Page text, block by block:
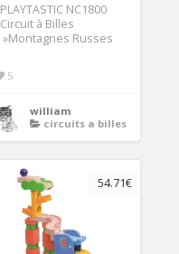
PLAYTASTIC NC1800
Circuit à Billes
»Montagnes Russes
5
william
circuits a billes
54.71€